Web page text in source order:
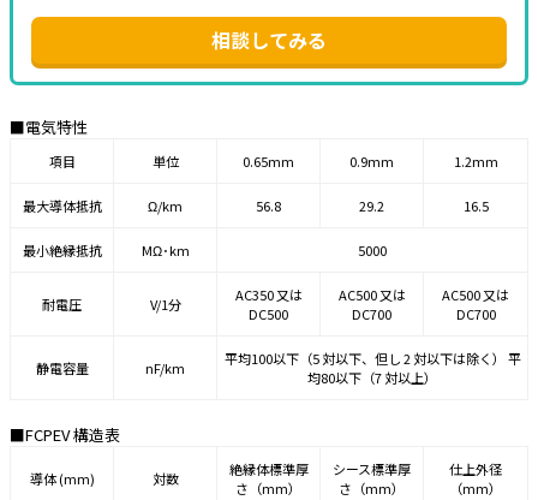
相談してみる
■電気特性
項目 単位 0.65mm 0.9mm 1.2mm
最大導体抵抗 Ω/km 56.8 29.2 16.5
最小絶縁抵抗 MΩ･km 5000
耐電圧 V/1分
AC350 又は
DC500
AC500 又は
DC700
AC500 又は
DC700
静電容量 nF/km
平均100以下（5 対以下、但し 2 対以下は除く） 平
均80以下（7 対以上）
■FCPEV 構造表
導体 (mm) 対数
絶縁体標準厚
さ（mm）
シース標準厚
さ（mm）
仕上外径
（mm）